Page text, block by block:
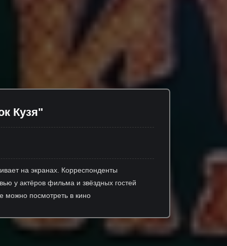
Кузя"
на экранах. Корреспонденты
у актёров фильма и звёздных гостей
можно посмотреть в кино